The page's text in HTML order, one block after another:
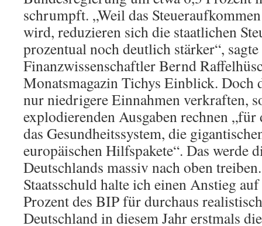
schrumpft. „Weil das
wird, reduzieren sich die staatlichen
prozentual noch deutlich stärker“,
Finanzwissenschaftler Bernd
Monatsmagazin Tichys Einblick. Doch
nur niedrigere Einnahmen verkraften,
explodierenden Ausgaben rechnen
das Gesundheitssystem, die
europäischen Hilfspakete“. Das werde
Deutschlands massiv nach oben
Staatsschuld halte ich einen Anstieg
Prozent des BIP für durchaus
Deutschland in diesem Jahr erstmals